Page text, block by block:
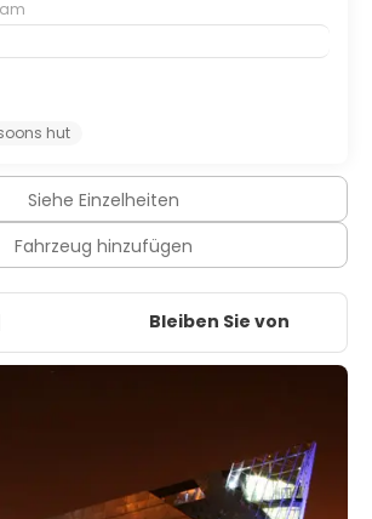
hut
Siehe Einzelheiten
Fahrzeug hinzufügen
Bleiben Sie von